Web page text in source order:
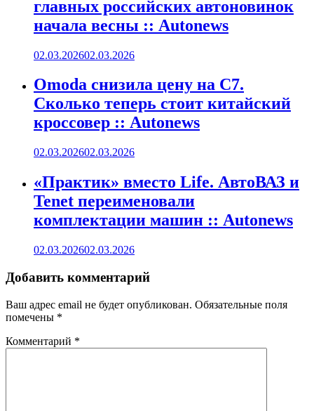
главных российских автоновинок
начала весны :: Autonews
02.03.202602.03.2026
Omoda снизила цену на C7.
Сколько теперь стоит китайский
кроссовер :: Autonews
02.03.202602.03.2026
«Практик» вместо Life. АвтоВАЗ и
Tenet переименовали
комплектации машин :: Autonews
02.03.202602.03.2026
Добавить комментарий
Ваш адрес email не будет опубликован. Обязательные поля
помечены *
Комментарий *